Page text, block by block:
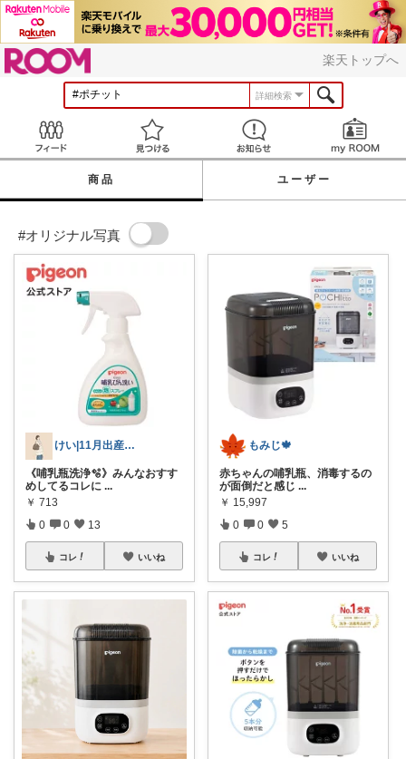
楽天トップへ
詳細検索
見つける お知らせ
商品 ユーザー
#オリジナル写真
けい|11月出産予定の出産準備ROOM
《哺乳瓶洗浄🫧》みんなおすす
めしてるコレに ...
￥ 713
0 0 13
コレ いいね
もみじ🍁
赤ちゃんの哺乳瓶、消毒するの
が面倒だと感じ ...
￥ 15,997
0 0 5
コレ いいね